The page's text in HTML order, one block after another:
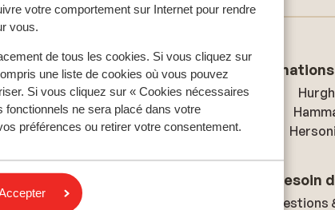
votre comportement sur Internet pour rendre
vous.
de tous les cookies. Si vous cliquez sur
une liste de cookies où vous pouvez
Si vous cliquez sur « Cookies nécessaires
ne sera placé dans votre
préférences ou retirer votre consentement.
& cookies Besoin